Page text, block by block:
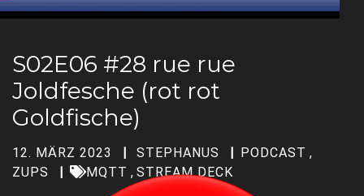
S02E06 #28 rue rue
Joldfesche (rot rot
Goldfische)
12. MÄRZ 2023 STEPHANUS PODCAST ,
ZUPS
MQTT , STREAM DECK